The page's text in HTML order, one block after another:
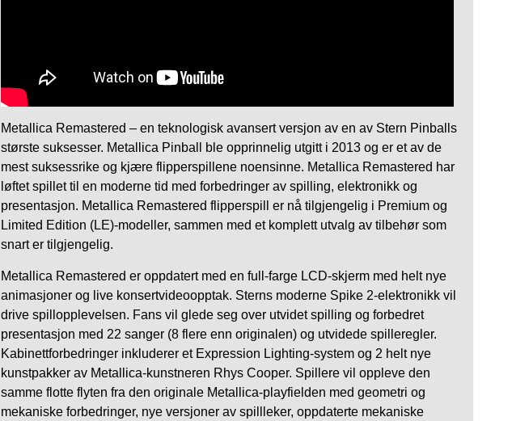
Metallica Remastered – en teknologisk avansert versjon av en av Stern Pinballs
største suksesser. Metallica Pinball ble opprinnelig utgitt i 2013 og er et av de
mest suksessrike og kjære flipperspillene noensinne. Metallica Remastered har
løftet spillet til en moderne tid med forbedringer av spilling, elektronikk og
presentasjon. Metallica Remastered flipperspill er nå tilgjengelig i Premium og
Limited Edition (LE)-modeller, sammen med et komplett utvalg av tilbehør som
snart er tilgjengelig.
Metallica Remastered er oppdatert med en full-farge LCD-skjerm med helt nye
animasjoner og live konsertvideoopptak. Sterns moderne Spike 2-elektronikk vil
drive spillopplevelsen. Fans vil glede seg over utvidet spilling og forbedret
presentasjon med 22 sanger (8 flere enn originalen) og utvidede spilleregler.
Kabinettforbedringer inkluderer et Expression Lighting-system og 2 helt nye
kunstpakker av Metallica-kunstneren Rhys Cooper. Spillere vil oppleve den
samme flotte flyten fra den originale Metallica-playfielden med geometri og
mekaniske forbedringer, nye versjoner av spillleker, oppdaterte mekaniske